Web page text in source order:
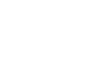
Die